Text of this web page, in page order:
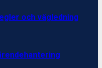
och vägledning